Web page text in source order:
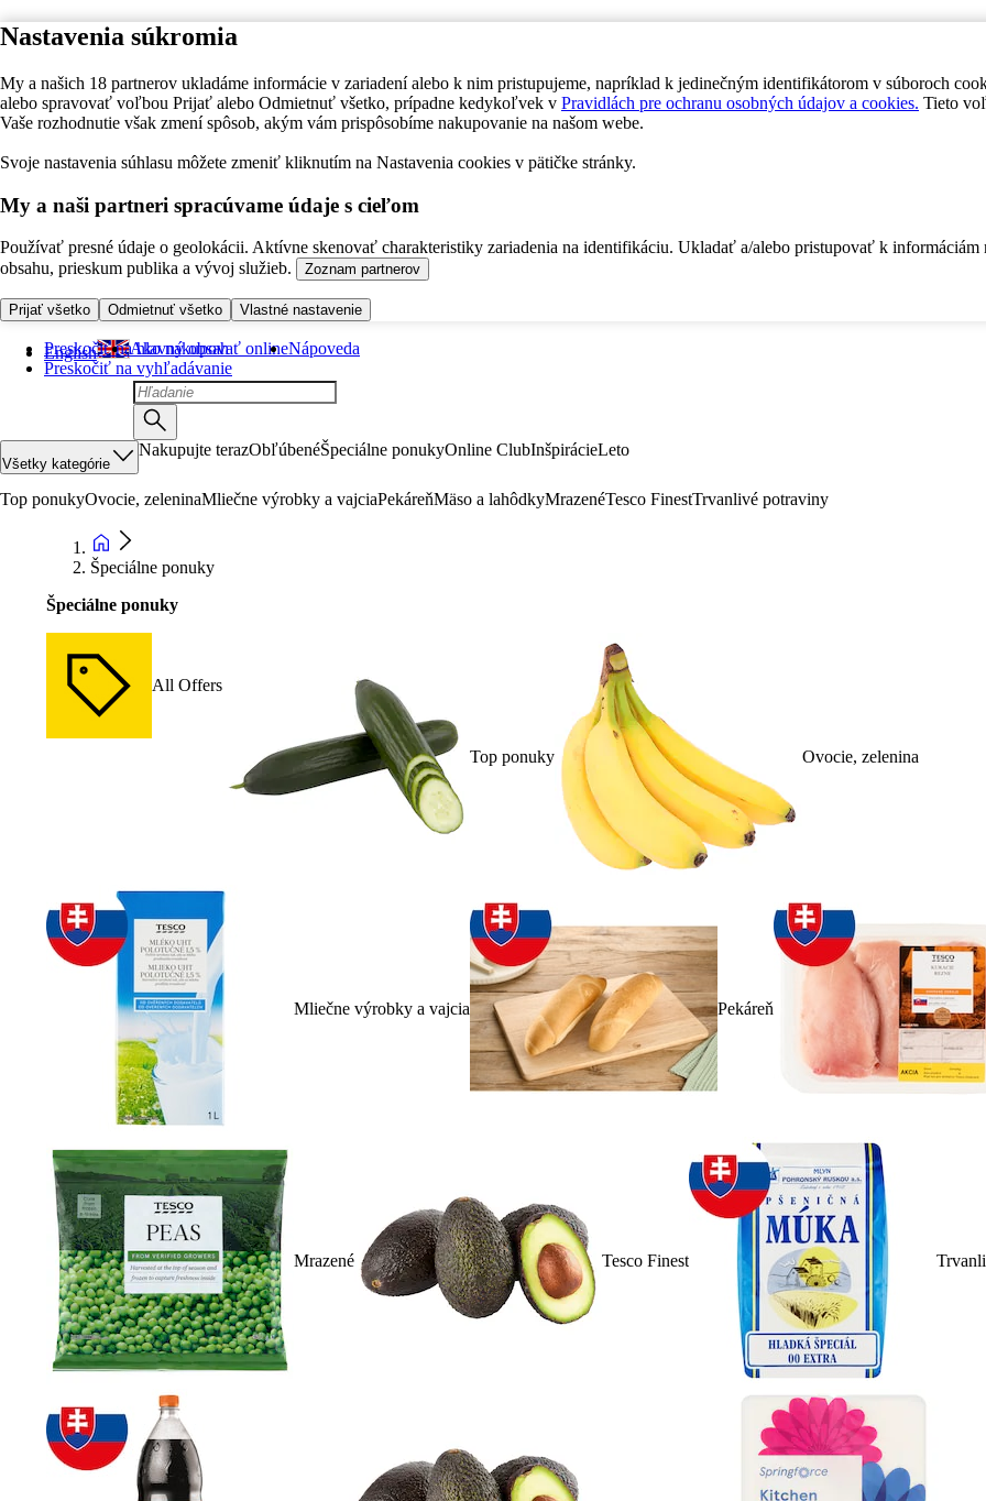
Nastavenia súkromia
My a našich 18 partnerov ukladáme informácie v zariadení alebo k nim pristupujeme, napríklad k jedinečným identifikátorom v súboroch
alebo spravovať voľbou Prijať alebo Odmietnuť všetko, prípadne kedykoľvek v Pravidlách pre ochranu osobných údajov a cookies. Tieto
Vaše rozhodnutie však zmení spôsob, akým vám prispôsobíme nakupovanie na našom webe.
Svoje nastavenia súhlasu môžete zmeniť kliknutím na Nastavenia cookies v pätičke stránky.
My a naši partneri spracúvame údaje s cieľom
Používať presné údaje o geolokácii. Aktívne skenovať charakteristiky zariadenia na identifikáciu. Ukladať a/alebo pristupovať k informáciám
obsahu, prieskum publika a vývoj služieb.
Zoznam partnerov
Prijať všetko Odmietnuť všetko Vlastné nastavenie
Preskočiť na hlavný obsah
Preskočiť na vyhľadávanie
English Ako nakupovať onlineNápoveda
Všetky kategórie
Nakupujte terazObľúbenéŠpeciálne ponukyOnline ClubInšpirácieLeto
Top ponukyOvocie, zeleninaMliečne výrobky a vajciaPekáreňMäso a lahôdkyMrazenéTesco FinestTrvanlivé potraviny
Špeciálne ponuky
Špeciálne ponuky
All Offers
Top ponuky Ovocie, zelenina
Mliečne výrobky a vajcia Pekáreň
Mrazené Tesco Finest